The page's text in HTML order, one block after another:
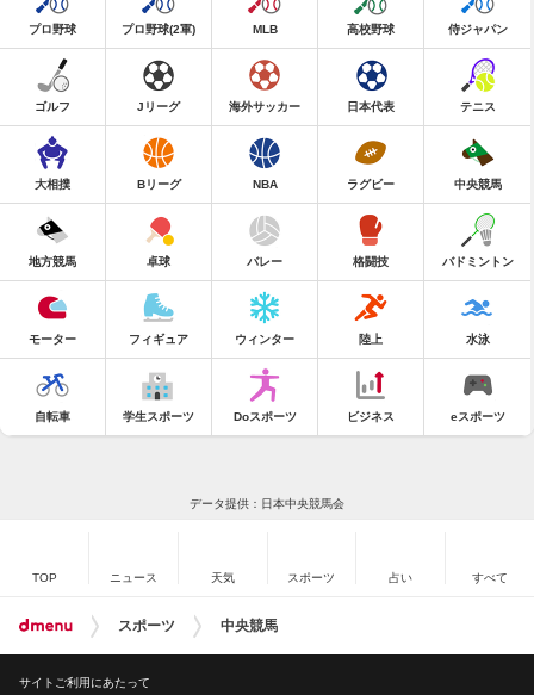
プロ野球 プロ野球(2軍) MLB 高校野球 侍ジャパン
ゴルフ Jリーグ 海外サッカー 日本代表 テニス
大相撲 Bリーグ NBA ラグビー 中央競馬
地方競馬 卓球 バレー 格闘技 バドミントン
モーター フィギュア ウィンター 陸上 水泳
自転車 学生スポーツ Doスポーツ ビジネス eスポーツ
データ提供：日本中央競馬会
TOP ニュース 天気 スポーツ 占い すべて
スポーツ 中央競馬
サイトご利用にあたって